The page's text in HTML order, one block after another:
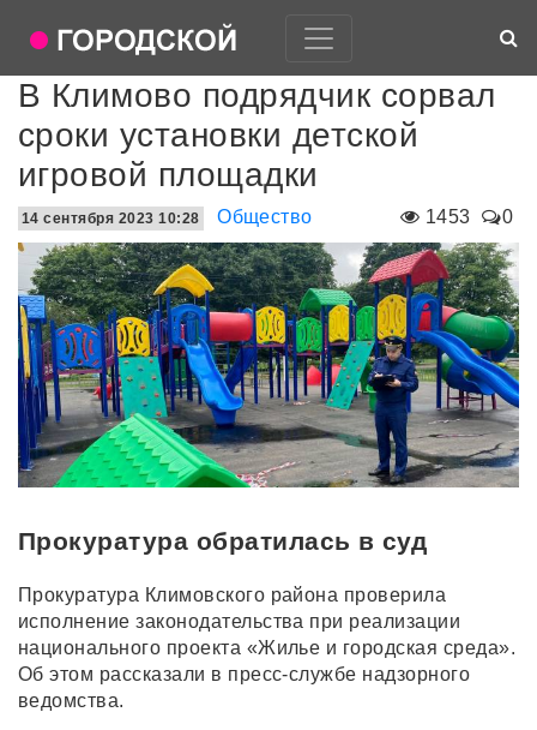
В Климово подрядчик сорвал
сроки установки детской
игровой площадки
1453 0
14 сентября 2023 10:28 Общество
Прокуратура обратилась в суд
Прокуратура Климовского района проверила
исполнение законодательства при реализации
национального проекта «Жилье и городская среда».
Об этом рассказали в пресс-службе надзорного
ведомства.